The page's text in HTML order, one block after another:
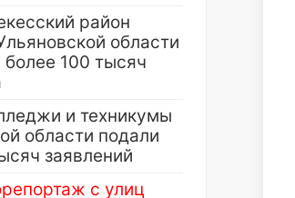
район
области
более 100 тысяч
и техникумы
области подали
заявлений
с улиц